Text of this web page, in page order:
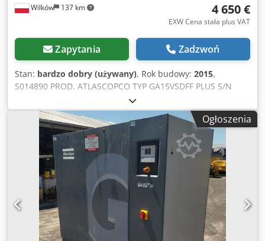
Wilków 137 km 4 650 €
EXW Cena stała plus VAT
Zapytania Zadzwoń
Stan: bardzo dobry (używany), Rok budowy: 2015,
S014890 PROD. ATLASCOPCO TYP GA15VSDFF PLUS S/N
API257970 ROK 2015 MOC (kW) 15 WYDAJ. (m3/min) 2.51
CIS (bar) 12.75 GODZ (DOC/OGÓL) 54624 Cjdpfx Ahjyli
Nqoljrf FALOWNIK tak WBUD. OSUSZACZ tak
Ogłoszenia